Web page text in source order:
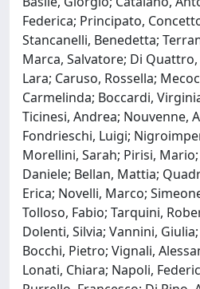
Federica; Principato,
Stancanelli, Benedetta;
Marca, Salvatore; Di
Lara; Caruso, Rossella;
Carmelinda; Boccardi,
Ticinesi, Andrea; Nouvenne,
Fondrieschi, Luigi;
Morellini, Sarah; Pirisi, Mario;
Daniele; Bellan, Mattia;
Erica; Novelli, Marco;
Tolloso, Fabio; Tarquini,
Dolenti, Silvia; Vannini,
Bocchi, Pietro; Vignali,
Lonati, Chiara; Napoli,